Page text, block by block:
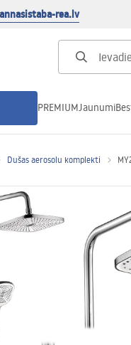
rea.lv
PREMIUMJaunumi
Dušas aerosolu komplekti